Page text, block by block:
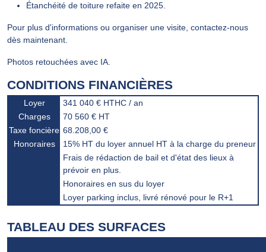
Étanchéité de toiture refaite en 2025.
Pour plus d'informations ou organiser une visite, contactez-nous
dès maintenant.
Photos retouchées avec IA.
CONDITIONS FINANCIÈRES
Loyer
341 040 € HTHC / an
Charges
70 560 € HT
Taxe foncière 68.208,00 €
Honoraires
15% HT du loyer annuel HT à la charge du preneur
Frais de rédaction de bail et d'état des lieux à
prévoir en plus.
Honoraires en sus du loyer
Loyer parking inclus, livré rénové pour le R+1
TABLEAU DES SURFACES